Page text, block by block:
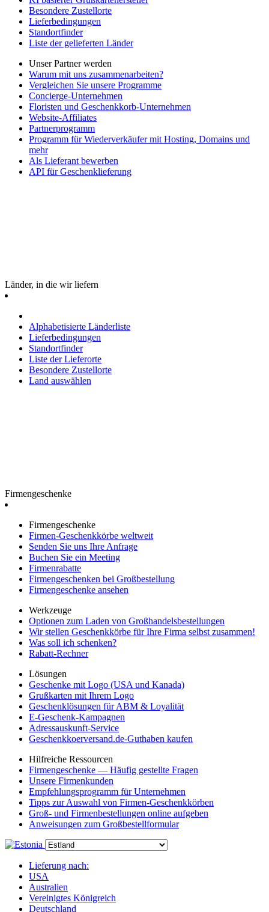
Besondere Zustellorte
Lieferbedingungen
Standortfinder
Liste der gelieferten Länder
Unser Partner werden
Warum mit uns zusammenarbeiten?
Vergleichen Sie unsere Programme
Concierge-Unternehmen
Floristen und Geschenkkorb-Unternehmen
Website-Affiliates
Partnerprogramm
Programm für Wiederverkäufer mit Hosting, Domains und
mehr
Als Lieferant bewerben
API für Geschenklieferung
Länder, in die wir liefern
Alphabetisierte Länderliste
Lieferbedingungen
Standortfinder
Liste der Lieferorte
Besondere Zustellorte
Land auswählen
Firmengeschenke
Firmengeschenke
Firmen-Geschenkkörbe weltweit
Senden Sie uns Ihre Anfrage
Buchen Sie ein Meeting
Firmenrabatte
Firmengeschenken bei Großbestellung
Firmengeschenke ansehen
Werkzeuge
Optionen zum Laden von Großhandelsbestellungen
Wir stellen Geschenkkörbe für Ihre Firma selbst zusammen!
Was soll ich schenken?
Rabatt-Rechner
Lösungen
Geschenke mit Logo (USA und Kanada)
Grußkarten mit Ihrem Logo
Geschenklösungen für ABM & Loyalität
E-Geschenk-Kampagnen
Adressauskunft-Service
Geschenkkoerversand.de-Guthaben kaufen
Hilfreiche Ressourcen
Firmengeschenke — Häufig gestellte Fragen
Unsere Firmenkunden
Empfehlungsprogramm für Unternehmen
Tipps zur Auswahl von Firmen-Geschenkkörben
Groß- und Firmenbestellungen online aufgeben
Anweisungen zum Großbestellformular
Lieferung nach:
USA
Australien
Vereinigtes Königreich
Deutschland